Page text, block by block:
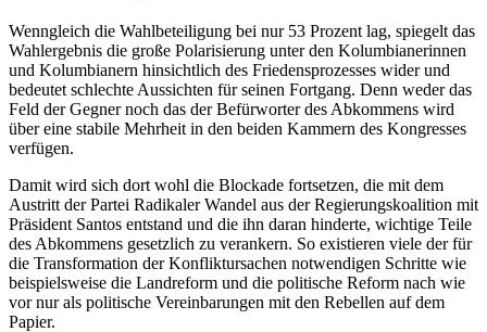
Wenngleich die Wahlbeteiligung bei nur 53 Prozent lag, spiegelt das
Wahlergebnis die große Polarisierung unter den Kolumbianerinnen
und Kolumbianern hinsichtlich des Friedensprozesses wider und
bedeutet schlechte Aussichten für seinen Fortgang. Denn weder das
Feld der Gegner noch das der Befürworter des Abkommens wird
über eine stabile Mehrheit in den beiden Kammern des Kongresses
verfügen.
Damit wird sich dort wohl die Blockade fortsetzen, die mit dem
Austritt der Partei Radikaler Wandel aus der Regierungskoalition mit
Präsident Santos entstand und die ihn daran hinderte, wichtige Teile
des Abkommens gesetzlich zu verankern. So existieren viele der für
die Transformation der Konfliktursachen notwendigen Schritte wie
beispielsweise die Landreform und die politische Reform nach wie
vor nur als politische Vereinbarungen mit den Rebellen auf dem
Papier.